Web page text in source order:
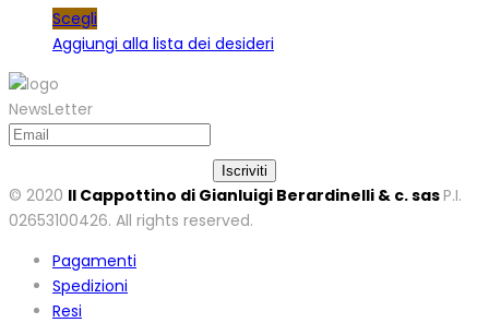
Scegli
Aggiungi alla lista dei desideri
NewsLetter
© 2020 Il Cappottino di Gianluigi Berardinelli & c. sasP.I.
02653100426. All rights reserved.
Pagamenti
Spedizioni
Resi